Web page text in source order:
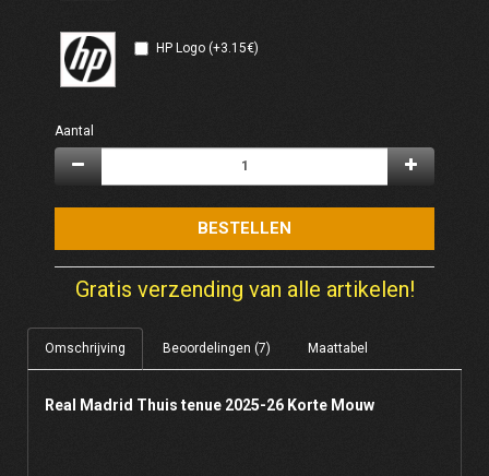
HP Logo (+3.15€)
Aantal
BESTELLEN
Gratis verzending van alle artikelen!
Omschrijving Beoordelingen (7) Maattabel
Real Madrid Thuis tenue 2025-26 Korte Mouw